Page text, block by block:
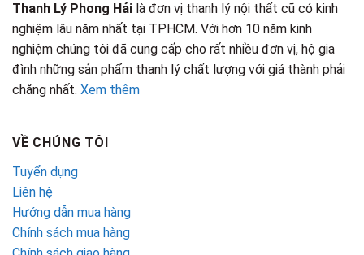
Thanh Lý Phong Hải là đơn vị thanh lý nội thất cũ có kinh
nghiệm lâu năm nhất tại TPHCM. Với hơn 10 năm kinh
nghiệm chúng tôi đã cung cấp cho rất nhiều đơn vị, hộ gia
đình những sản phẩm thanh lý chất lượng với giá thành phải
chăng nhất. Xem thêm
VỀ CHÚNG TÔI
Tuyển dụng
Liên hệ
Hướng dẫn mua hàng
Chính sách mua hàng